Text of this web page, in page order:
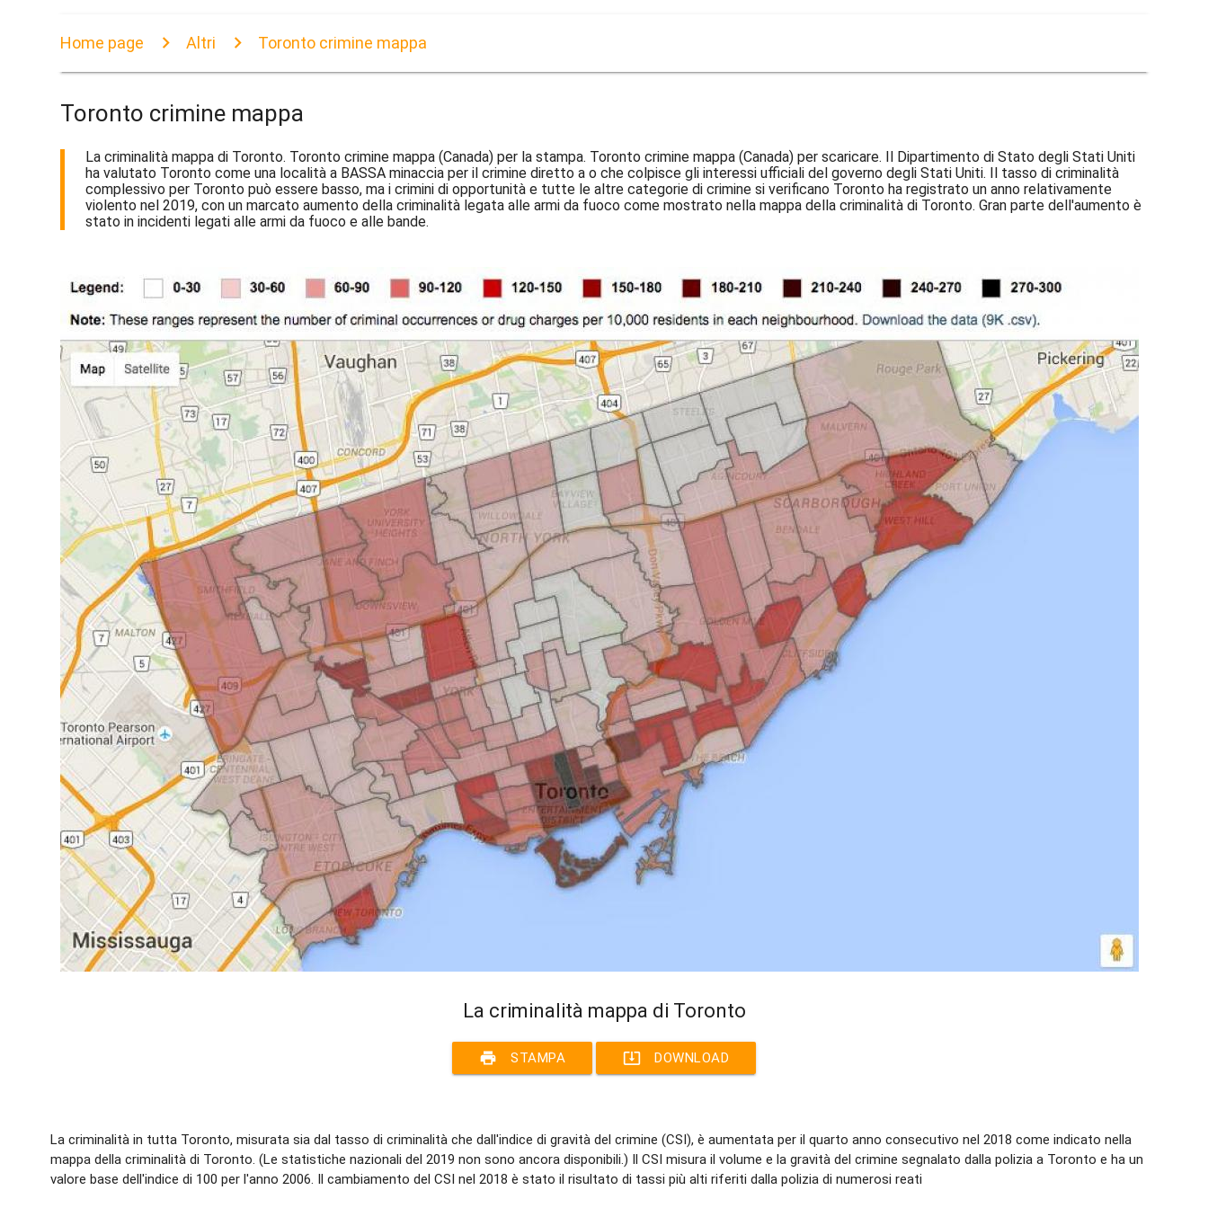
Home page Altri Toronto crimine mappa
Toronto crimine mappa
La criminalità mappa di Toronto. Toronto crimine mappa (Canada) per la stampa. Toronto crimine mappa (Canada) per scaricare. Il Dipartimento di Stato degli Stati Uniti
ha valutato Toronto come una località a BASSA minaccia per il crimine diretto a o che colpisce gli interessi ufficiali del governo degli Stati Uniti. Il tasso di criminalità
complessivo per Toronto può essere basso, ma i crimini di opportunità e tutte le altre categorie di crimine si verificano Toronto ha registrato un anno relativamente
violento nel 2019, con un marcato aumento della criminalità legata alle armi da fuoco come mostrato nella mappa della criminalità di Toronto. Gran parte dell'aumento è
stato in incidenti legati alle armi da fuoco e alle bande.
La criminalità mappa di Toronto
print STAMPA system_update_alt DOWNLOAD
La criminalità in tutta Toronto, misurata sia dal tasso di criminalità che dall'indice di gravità del crimine (CSI), è aumentata per il quarto anno consecutivo nel 2018 come indicato nella
mappa della criminalità di Toronto. (Le statistiche nazionali del 2019 non sono ancora disponibili.) Il CSI misura il volume e la gravità del crimine segnalato dalla polizia a Toronto e ha un
valore base dell'indice di 100 per l'anno 2006. Il cambiamento del CSI nel 2018 è stato il risultato di tassi più alti riferiti dalla polizia di numerosi reati